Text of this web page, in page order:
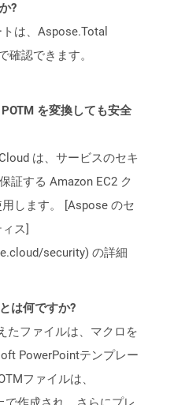
?
は、Aspose.Total
確認できます。
を変換しても安全
は、サービスのセキ
証する Amazon EC2 ク
します。 [Aspose のセ
ス]
security) の詳細
は何ですか?
たファイルは、マクロを
PowerPointテンプレー
ファイルは、